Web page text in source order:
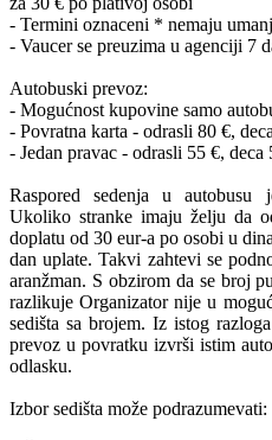
- Termini oznaceni * nemaju
- Vaucer se preuzima u agenciji 7
Autobuski prevoz:
- Mogućnost kupovine samo
- Povratna karta - odrasli 80 €,
- Jedan pravac - odrasli 55 €, deca
Raspored sedenja u autobusu
Ukoliko stranke imaju želju da
doplatu od 30 eur-a po osobi u
dan uplate. Takvi zahtevi se
aranžman. S obzirom da se broj
razlikuje Organizator nije u
sedišta sa brojem. Iz istog
prevoz u povratku izvrši istim
odlasku.
Izbor sedišta može podrazumevati: